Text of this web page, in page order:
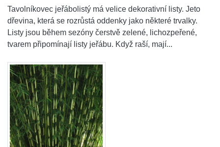
Tavolníkovec jeřábolistý má velice dekorativní listy. Jeto
dřevina, která se rozrůstá oddenky jako některé trvalky.
Listy jsou během sezóny čerstvě zelené, lichozpeřené,
tvarem připomínají listy jeřábu. Když raší, mají...